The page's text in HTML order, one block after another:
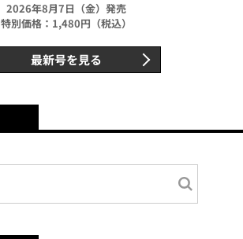
2026年8月7日（金）発売
特別価格：1,480円（税込）
最新号を見る